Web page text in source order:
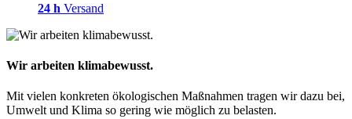
24 h Versand
Wir arbeiten klimabewusst.
Mit vielen konkreten ökologischen Maßnahmen tragen wir dazu bei,
Umwelt und Klima so gering wie möglich zu belasten.